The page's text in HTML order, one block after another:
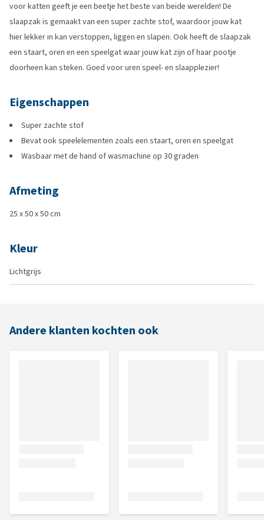
voor katten geeft je een beetje het beste van beide werelden! De
slaapzak is gemaakt van een super zachte stof, waardoor jouw kat
hier lekker in kan verstoppen, liggen en slapen. Ook heeft de slaapzak
een staart, oren en een speelgat waar jouw kat zijn of haar pootje
doorheen kan steken. Goed voor uren speel- en slaapplezier!
Eigenschappen
Super zachte stof
Bevat ook speelelementen zoals een staart, oren en speelgat
Wasbaar met de hand of wasmachine op 30 graden
Afmeting
25 x 50 x 50 cm
Kleur
Lichtgrijs
Andere klanten kochten ook